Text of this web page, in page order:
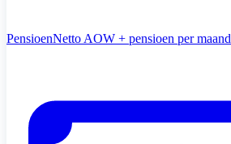
PensioenNetto AOW + pensioen per maand